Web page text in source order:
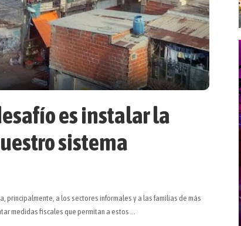
es instalar la
sistema
principalmente, a los sectores informales y a las familias de más
medidas fiscales que permitan a estos ...